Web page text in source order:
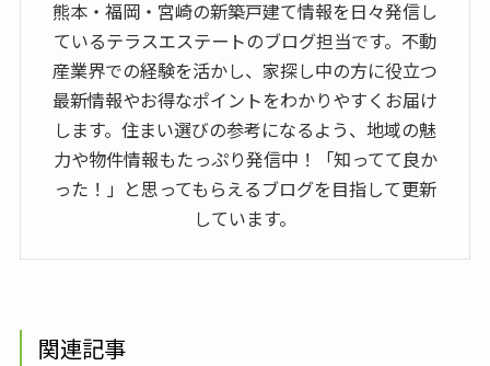
熊本・福岡・宮崎の新築戸建て情報を日々発信し
ているテラスエステートのブログ担当です。不動
産業界での経験を活かし、家探し中の方に役立つ
最新情報やお得なポイントをわかりやすくお届け
します。住まい選びの参考になるよう、地域の魅
力や物件情報もたっぷり発信中！「知ってて良か
った！」と思ってもらえるブログを目指して更新
しています。
関連記事